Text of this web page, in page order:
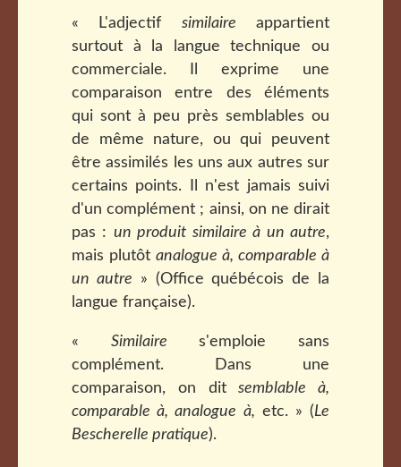
« L'adjectif similaire appartient
surtout à la langue technique ou
commerciale. Il exprime une
comparaison entre des éléments
qui sont à peu près semblables ou
de même nature, ou qui peuvent
être assimilés les uns aux autres sur
certains points. Il n'est jamais suivi
d'un complément ; ainsi, on ne dirait
pas : un produit similaire à un autre,
mais plutôt analogue à, comparable à
un autre » (Office québécois de la
langue française).
« Similaire s'emploie sans
complément. Dans une
comparaison, on ditsemblable à,
comparable à, analogue à, etc. » (Le
Bescherelle pratique).